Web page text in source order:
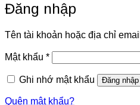
Đăng nhập
Tên tài khoản hoặc địa chỉ email
Mật khẩu *
Ghi nhớ mật khẩu Đăng nhập
Quên mật khẩu?